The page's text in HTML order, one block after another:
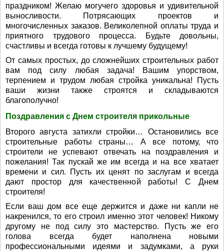
праздником! Желаю могучего здоровья и удивительной
выносливости. Потрясающих проектов и
многочисленных заказов. Великолепной оплаты труда и
приятного трудового процесса. Будьте довольны,
счастливы и всегда готовы к лучшему будущему!
От самых простых, до сложнейших строительных работ
вам под силу любая задача! Вашим упорством,
терпением и трудом любая стройка уникальна! Пусть
ваши жизни также строятся и складываются
благополучно!
Поздравления с Днем строителя прикольные
Второго августа затихли стройки… Остановились все
строительные работы страны… А все потому, что
строители не успевают отвечать на поздравления и
пожелания! Так пускай же им всегда и на все хватает
времени и сил. Пусть их ценят по заслугам и всегда
дают простор для качественной работы! С Днем
строителя!
Если ваш дом все еще держится и даже ни капли не
накренился, то его строил именно этот человек! Никому
другому не под силу это мастерство. Пусть же его
голова всегда будет наполнена новыми
профессиональными идеями и задумками, а руки